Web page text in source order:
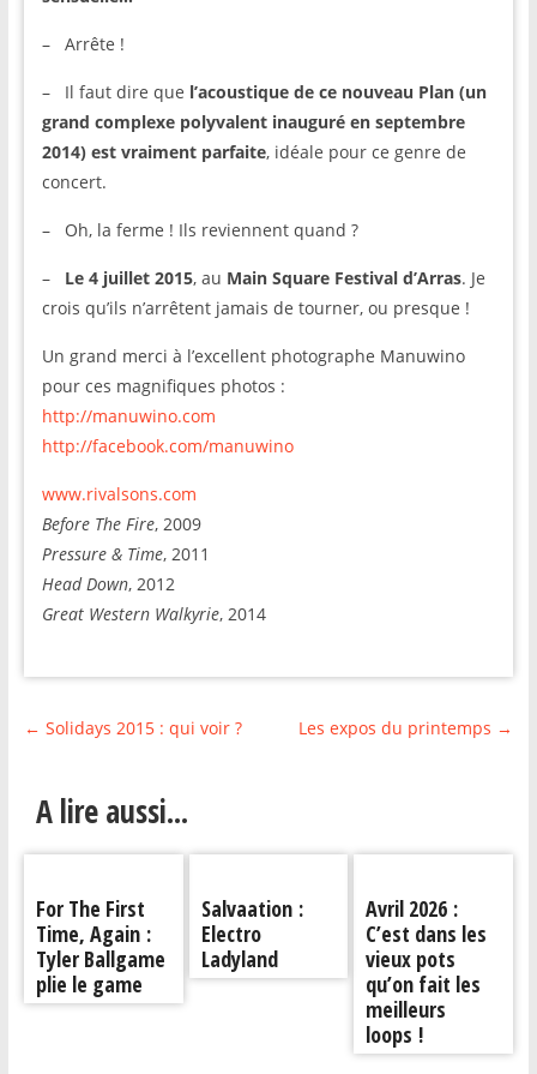
– Arrête !
– Il faut dire que l’acoustique de ce nouveau Plan (un
grand complexe polyvalent inauguré en septembre
2014) est vraiment parfaite, idéale pour ce genre de
concert.
– Oh, la ferme ! Ils reviennent quand ?
– Le 4 juillet 2015, au Main Square Festival d’Arras. Je
crois qu’ils n’arrêtent jamais de tourner, ou presque !
Un grand merci à l’excellent photographe Manuwino
pour ces magnifiques photos :
http://manuwino.com
http://facebook.com/manuwino
www.rivalsons.com
Before The Fire, 2009
Pressure & Time, 2011
Head Down, 2012
Great Western Walkyrie, 2014
← Solidays 2015 : qui voir ? Les expos du printemps →
A lire aussi...
For The First
Time, Again :
Tyler Ballgame
plie le game
Salvaation :
Electro
Ladyland
Avril 2026 :
C’est dans les
vieux pots
qu’on fait les
meilleurs
loops !